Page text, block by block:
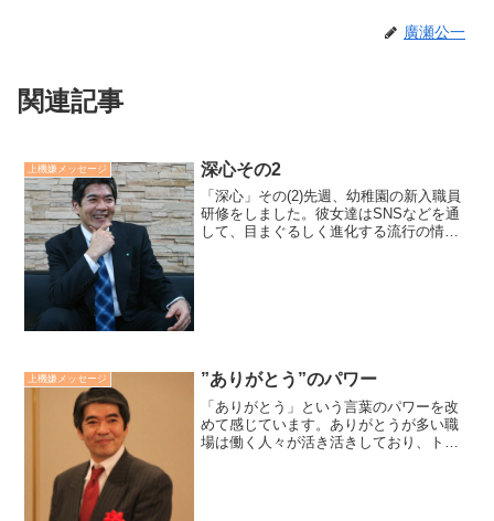
廣瀬公一
関連記事
上機嫌メッセージ 深心その2
「深心」その(2)先週、幼稚園の新入職員
研修をしました。彼女達はSNSなどを通
して、目まぐるしく進化する流行の情報
上機嫌メッセージ ”ありがとう”のパワー
「ありがとう」という言葉のパワーを改
めて感じています。ありがとうが多い職
場は働く人々が活き活きしており、トラ